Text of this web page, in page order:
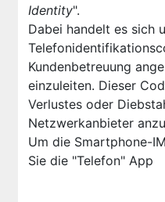
Identity".
Dabei handelt es sich
Kundenbetreuung
einzuleiten. Dieser
Verlustes oder
Netzwerkanbieter
Um die Smartphone-
Sie die "Telefon" App